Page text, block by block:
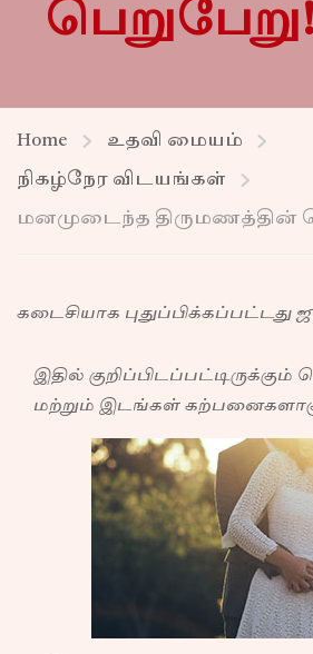
Home உதவி மையம்
நிகழ்நேர விடயங்கள்
மனமுடைந்த திருமணத்தின்
கடைசியாக புதுப்பிக்கப்பட்டது
இதில்
மற்றும் இடங்கள்